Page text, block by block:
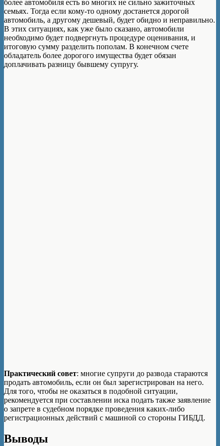
более автомобиля есть во многих не сильно зажиточных
семьях. Тогда если кому-то одному достанется дорогой
автомобиль, а другому дешевый, будет обидно и неправильно.
В этих ситуациях, как уже было сказано, автомобили
необходимо будет подвергнуть процедуре оценивания, и
итоговую сумму разделить пополам. В конечном счете
обладатель более дорогого имущества будет обязан
доплачивать разницу бывшему супругу.
Практический совет: многие супруги до развода стараются
продать автомобиль, если он был зарегистрирован на него.
Для того, чтобы не оказаться в подобной ситуации,
рекомендуется при составлении иска подать также заявление
о запрете в судебном порядке проведения каких-либо
регистрационных действий с машиной со стороны ГИБДД.
Выводы